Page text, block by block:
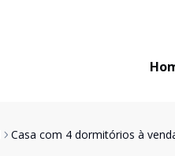
Casa com 4 dormitórios à